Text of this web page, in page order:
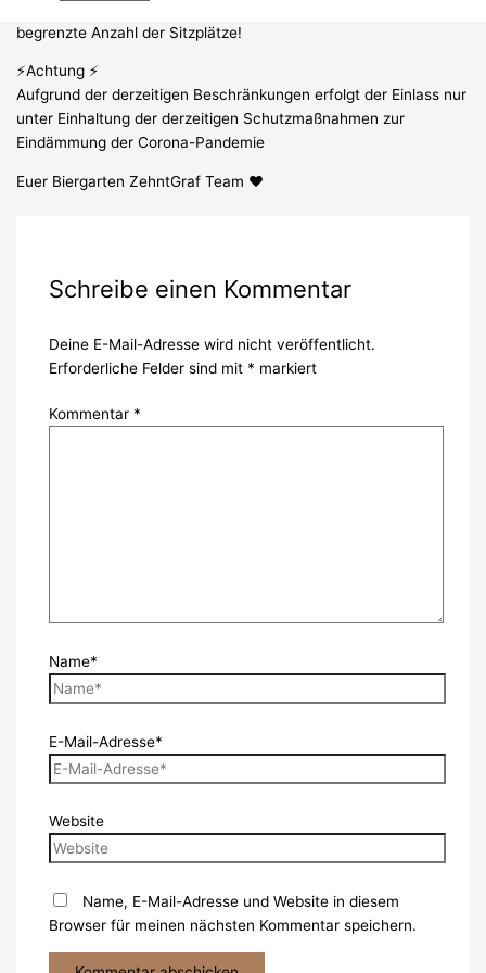
begrenzte Anzahl der Sitzplätze!
⚡️Achtung ⚡️
Aufgrund der derzeitigen Beschränkungen erfolgt der Einlass nur
unter Einhaltung der derzeitigen Schutzmaßnahmen zur
Eindämmung der Corona-Pandemie
Euer Biergarten ZehntGraf Team ❤️
Schreibe einen Kommentar
Deine E-Mail-Adresse wird nicht veröffentlicht.
Erforderliche Felder sind mit * markiert
Kommentar *
Name*
E-Mail-Adresse*
Website
Name, E-Mail-Adresse und Website in diesem
Browser für meinen nächsten Kommentar speichern.